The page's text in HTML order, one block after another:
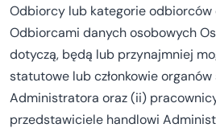
Odbiorcy lub kategorie odbiorców
Odbiorcami danych osobowych
dotyczą, będą lub przynajmniej
statutowe lub członkowie
Administratora oraz (ii)
przedstawiciele handlowi